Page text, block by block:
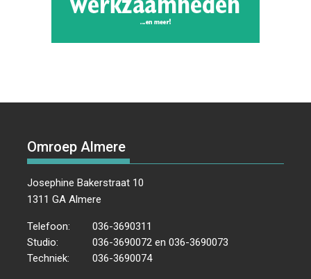
Omroep Almere
Josephine Bakerstraat 10
1311 GA Almere
Telefoon:
036-3690311
Studio:
036-3690072 en 036-3690073
Techniek:
036-3690074